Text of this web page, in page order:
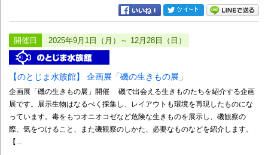
開催日 2025年9月1日（月）～ 12月28日（日）
【のとじま水族館】 企画展「磯の生きもの展」
企画展「磯の生きもの展」開催 磯で出会える生きものたちを紹介する企画
展です。展示生物はなるべく採集し、レイアウトも環境を再現したものにな
っています。毒をもつオニオコゼなど危険な生きものを展示し、磯観察の
際、気をつけること、また磯観察のしかた、必要なものなどを紹介します。
【...